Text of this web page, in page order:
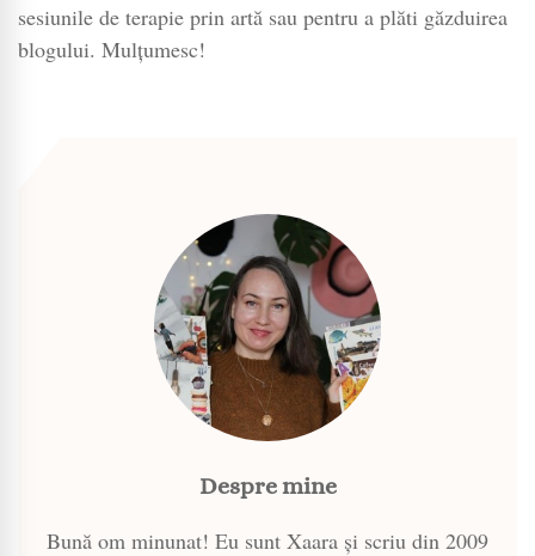
sesiunile de terapie prin artă sau pentru a plăti găzduirea
blogului. Mulțumesc!
Despre mine
Bună om minunat! Eu sunt Xaara și scriu din 2009